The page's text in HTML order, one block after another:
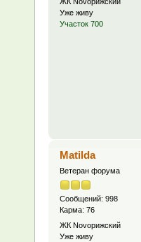
Уже живу
Участок 700
Matilda
Ветеран форума
Сообщений: 998
Карма: 76
ЖК Novoрижский
Уже живу